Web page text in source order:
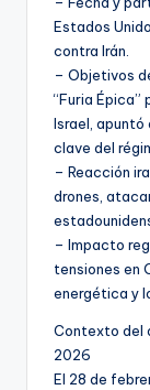
Estados
contra Irán.
– Objetivos
“Furia Épica”
Israel, apuntó
clave del
– Reacción
drones,
– Impacto
tensiones en
energética y
Contexto del
2026
El 28 de